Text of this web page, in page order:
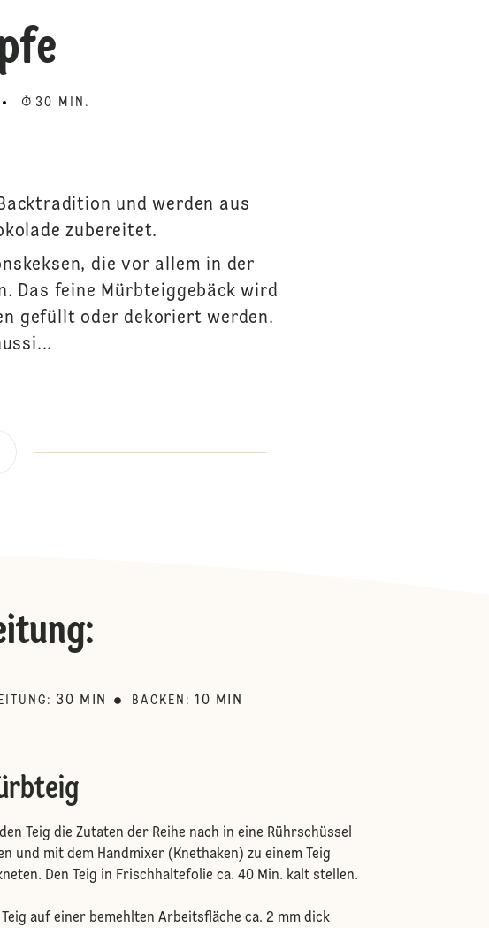
30 MIN.
und werden aus
zubereitet.
die vor allem in der
Das feine Mürbteiggebäck wird
gefüllt oder dekoriert werden.
:
: 30 MIN BACKEN : 10 MIN
Teig die Zutaten der Reihe nach in eine Rührschüssel
und mit dem Handmixer (Knethaken) zu einem Teig
Den Teig in Frischhaltefolie ca. 40 Min. kalt stellen.
Teig auf einer bemehlten Arbeitsfläche ca. 2 mm dick